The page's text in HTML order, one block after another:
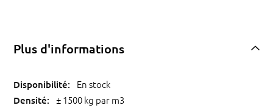
Plus d'informations
En stock
± 1500 kg par m3